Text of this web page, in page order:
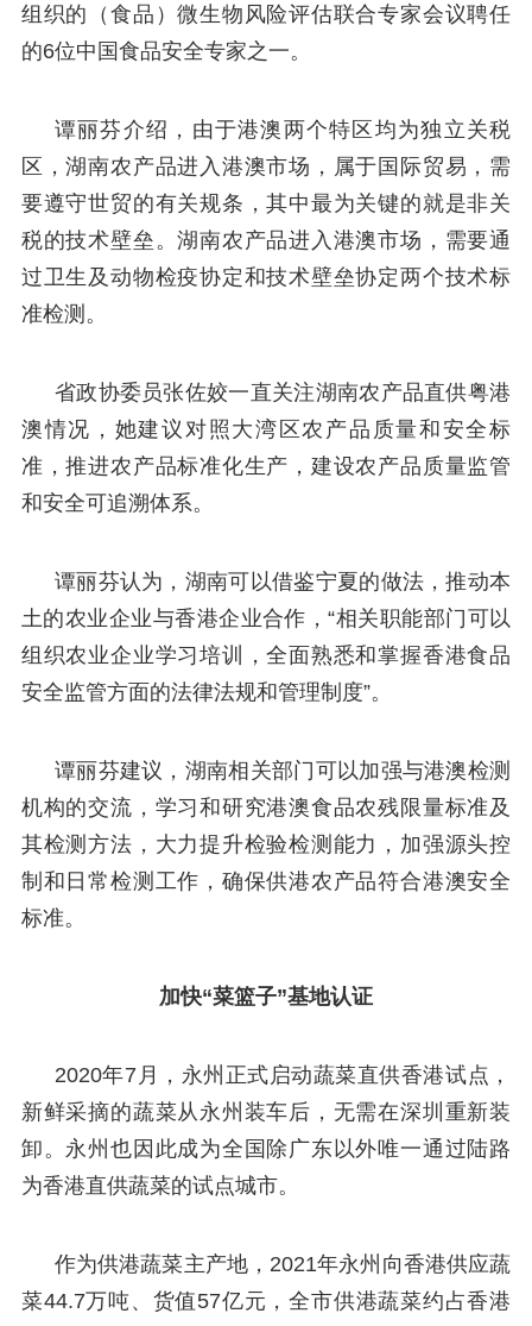
组织的（食品）微生物风险评估联合专家会议聘任
的6位中国食品安全专家之一。
谭丽芬介绍，由于港澳两个特区均为独立关税
区，湖南农产品进入港澳市场，属于国际贸易，需
要遵守世贸的有关规条，其中最为关键的就是非关
税的技术壁垒。湖南农产品进入港澳市场，需要通
过卫生及动物检疫协定和技术壁垒协定两个技术标
准检测。
省政协委员张佐姣一直关注湖南农产品直供粤港
澳情况，她建议对照大湾区农产品质量和安全标
准，推进农产品标准化生产，建设农产品质量监管
和安全可追溯体系。
谭丽芬认为，湖南可以借鉴宁夏的做法，推动本
土的农业企业与香港企业合作，“相关职能部门可以
组织农业企业学习培训，全面熟悉和掌握香港食品
安全监管方面的法律法规和管理制度”。
谭丽芬建议，湖南相关部门可以加强与港澳检测
机构的交流，学习和研究港澳食品农残限量标准及
其检测方法，大力提升检验检测能力，加强源头控
制和日常检测工作，确保供港农产品符合港澳安全
标准。
加快“菜篮子”基地认证
2020年7月，永州正式启动蔬菜直供香港试点，
新鲜采摘的蔬菜从永州装车后，无需在深圳重新装
卸。永州也因此成为全国除广东以外唯一通过陆路
为香港直供蔬菜的试点城市。
作为供港蔬菜主产地，2021年永州向香港供应蔬
菜44.7万吨、货值57亿元，全市供港蔬菜约占香港